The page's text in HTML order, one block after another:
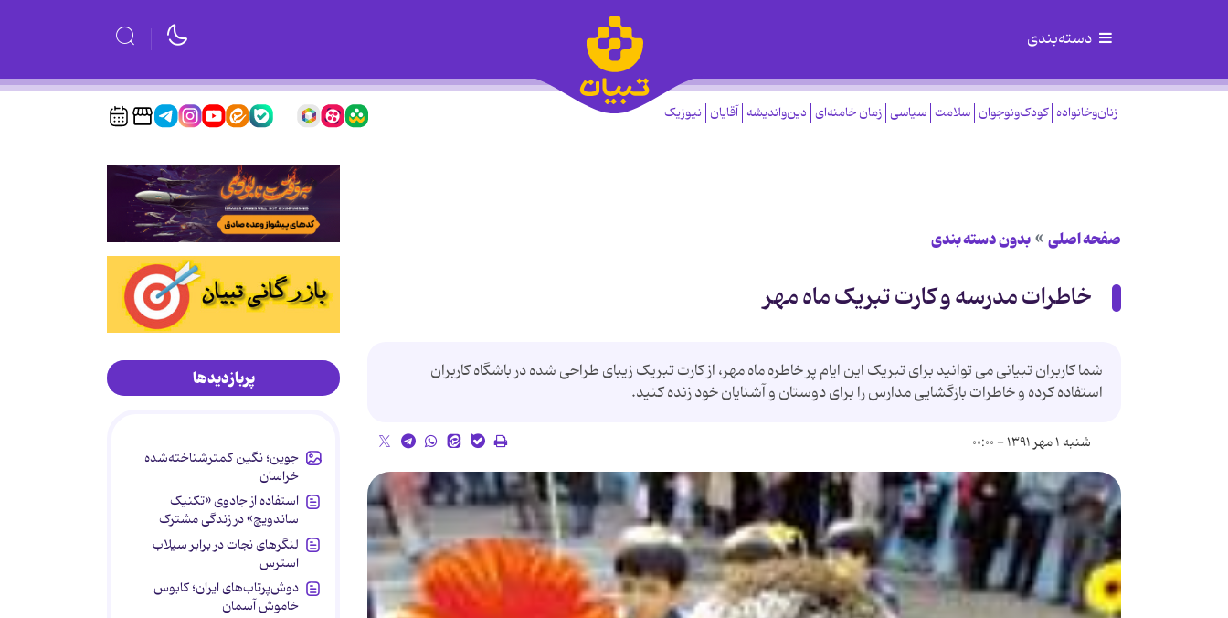
دسته‌بندی
زنان‌وخانواده کودک‌ونوجوان سلامت سیاسی زمان خامنه‌ای دین‌واندیشه آقایان نیوزیک
صفحه اصلی بدون دسته بندی
خاطرات مدرسه و كارت تبریک ماه مهر
شما كاربران تبیانی می توانید برای تبریک این ایام پر خاطره ماه مهر، از کارت تبریک زیبای طراحی شده در باشگاه کاربران
استفاده کرده و خاطرات بازگشایی مدارس را برای دوستان و آشنایان خود زنده کنید.
شنبه ۱ مهر ۱۳۹۱ - ۰۰:۰۰
پربازدیدها
جوین؛ نگین کمترشناخته‌شده
خراسان
استفاده از جادوی «تکنیک
ساندویچ» در زندگی مشترک
لنگرهای نجات در برابر سیلاب
استرس
دوش‌پرتاب‌های ایران؛ کابوس
خاموش آسمان